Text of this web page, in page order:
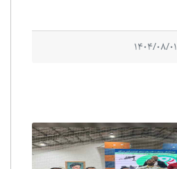
1404/08/01